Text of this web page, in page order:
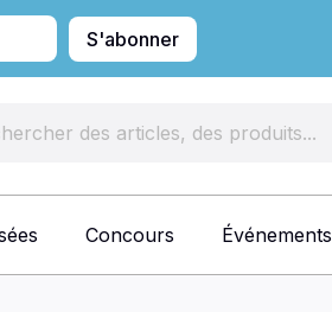
S'abonner
Concours Événements